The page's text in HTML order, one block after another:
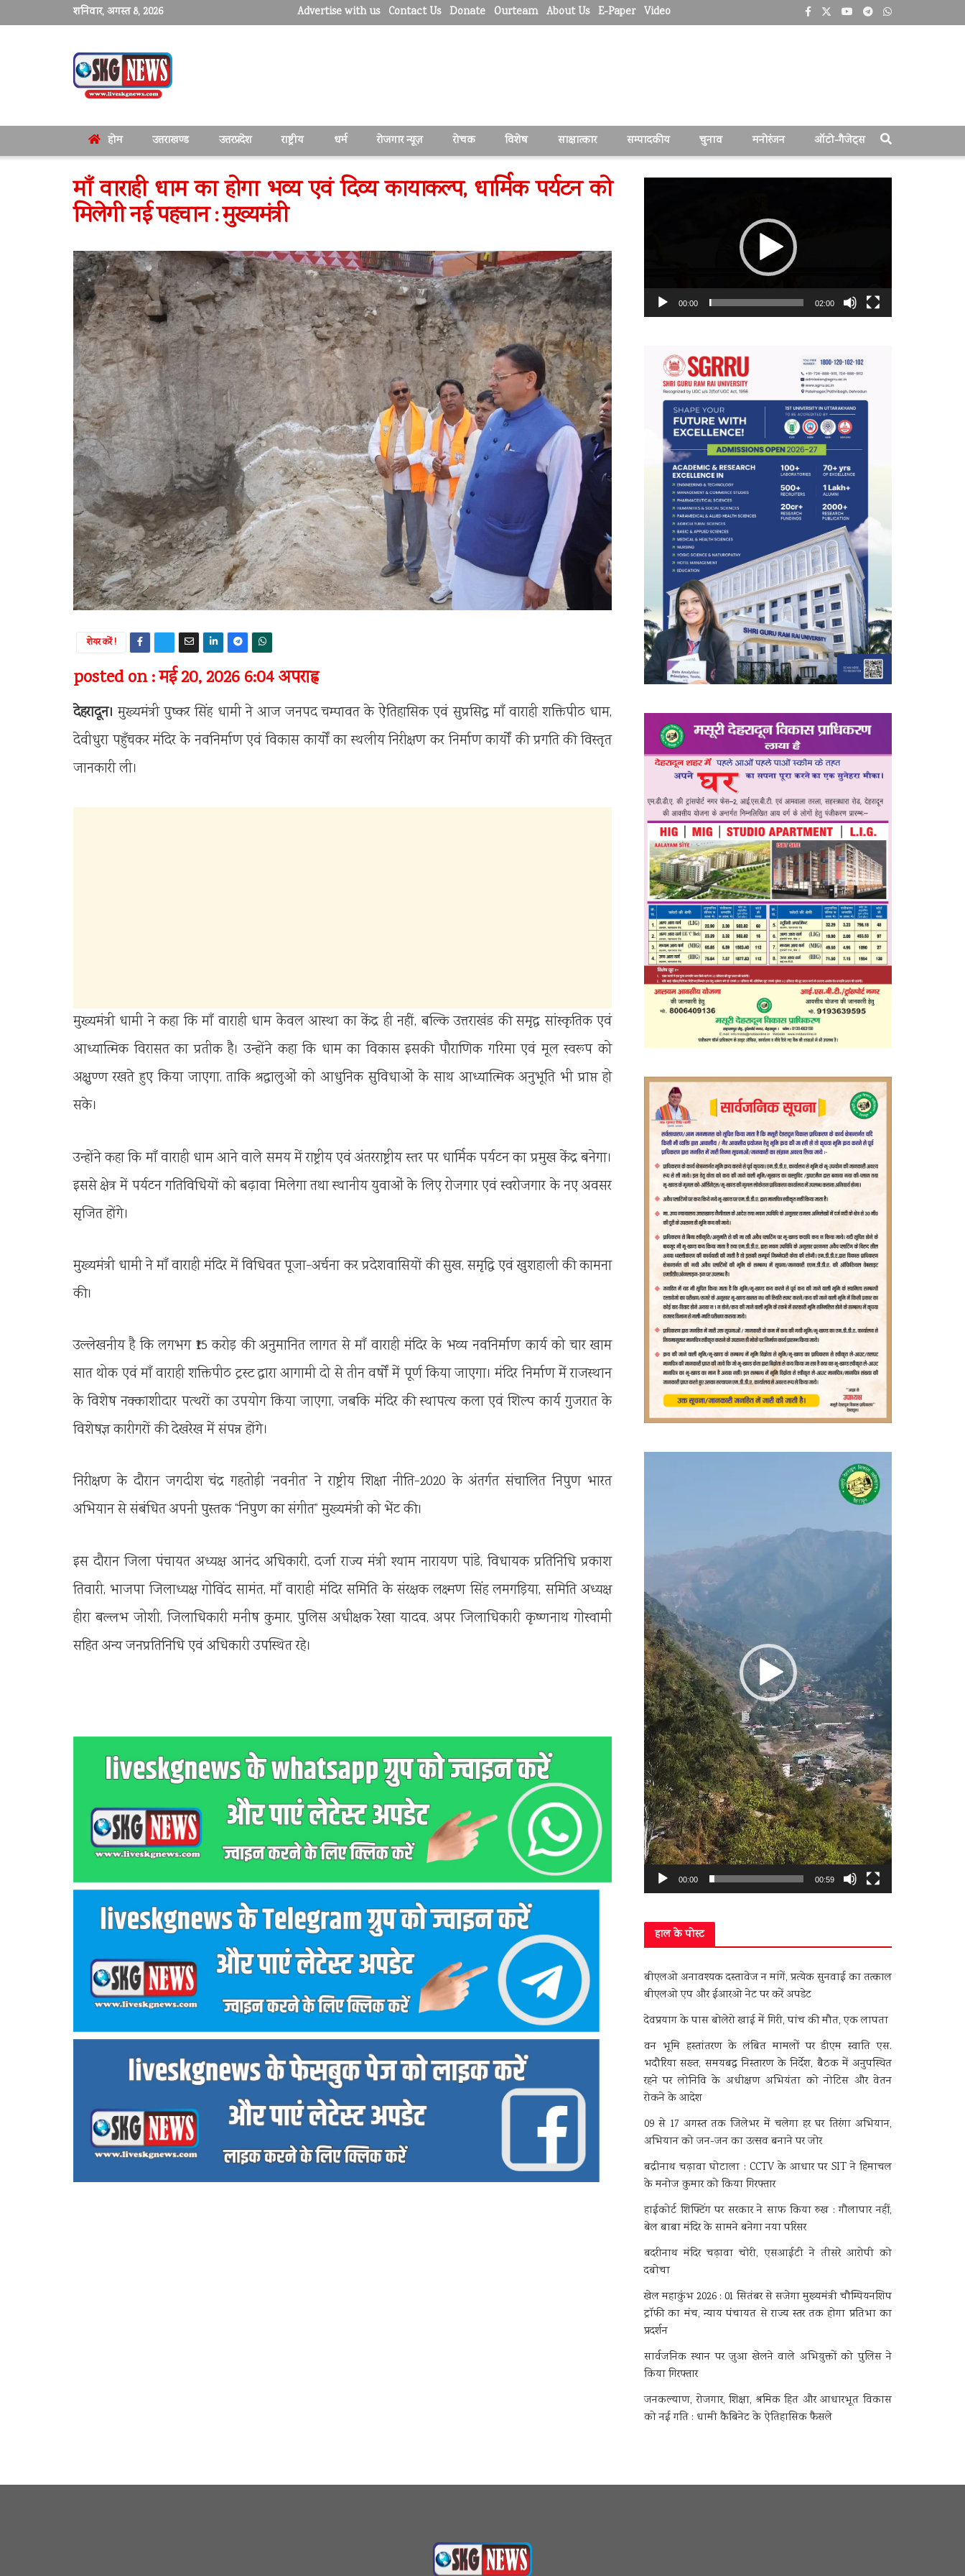
शनिवार, अगस्त 8, 2026 Advertise with us Contact Us Donate Ourteam About Us E-Paper Video
होम उत्तराखण्ड उत्तरप्रदेश राष्ट्रीय धर्म रोजगार न्यूज़ रोचक विशेष साक्षात्कार सम्पादकीय चुनाव मनोरंजन ऑटो-गैजेट्स
माँ वाराही धाम का होगा भव्य एवं दिव्य कायाकल्प, धार्मिक पर्यटन को
मिलेगी नई पहचान : मुख्यमंत्री
शेयर करें !
posted on : मई 20, 2026 6:04 अपराह्न
देहरादून। मुख्यमंत्री पुष्कर सिंह धामी ने आज जनपद चम्पावत के ऐतिहासिक एवं सुप्रसिद्ध माँ वाराही शक्तिपीठ धाम,
देवीधुरा पहुँचकर मंदिर के नवनिर्माण एवं विकास कार्यों का स्थलीय निरीक्षण कर निर्माण कार्यों की प्रगति की विस्तृत
जानकारी ली।
मुख्यमंत्री धामी ने कहा कि माँ वाराही धाम केवल आस्था का केंद्र ही नहीं, बल्कि उत्तराखंड की समृद्ध सांस्कृतिक एवं
आध्यात्मिक विरासत का प्रतीक है। उन्होंने कहा कि धाम का विकास इसकी पौराणिक गरिमा एवं मूल स्वरूप को
अक्षुण्ण रखते हुए किया जाएगा, ताकि श्रद्धालुओं को आधुनिक सुविधाओं के साथ आध्यात्मिक अनुभूति भी प्राप्त हो
सके।
उन्होंने कहा कि माँ वाराही धाम आने वाले समय में राष्ट्रीय एवं अंतरराष्ट्रीय स्तर पर धार्मिक पर्यटन का प्रमुख केंद्र बनेगा।
इससे क्षेत्र में पर्यटन गतिविधियों को बढ़ावा मिलेगा तथा स्थानीय युवाओं के लिए रोजगार एवं स्वरोजगार के नए अवसर
सृजित होंगे।
मुख्यमंत्री धामी ने माँ वाराही मंदिर में विधिवत पूजा-अर्चना कर प्रदेशवासियों की सुख, समृद्धि एवं खुशहाली की कामना
की।
उल्लेखनीय है कि लगभग ₹15 करोड़ की अनुमानित लागत से माँ वाराही मंदिर के भव्य नवनिर्माण कार्य को चार खाम
सात थोक एवं माँ वाराही शक्तिपीठ ट्रस्ट द्वारा आगामी दो से तीन वर्षों में पूर्ण किया जाएगा। मंदिर निर्माण में राजस्थान
के विशेष नक्काशीदार पत्थरों का उपयोग किया जाएगा, जबकि मंदिर की स्थापत्य कला एवं शिल्प कार्य गुजरात के
विशेषज्ञ कारीगरों की देखरेख में संपन्न होंगे।
निरीक्षण के दौरान जगदीश चंद्र गहतोड़ी ‘नवनीत’ ने राष्ट्रीय शिक्षा नीति-2020 के अंतर्गत संचालित निपुण भारत
अभियान से संबंधित अपनी पुस्तक “निपुण का संगीत” मुख्यमंत्री को भेंट की।
इस दौरान जिला पंचायत अध्यक्ष आनंद अधिकारी, दर्जा राज्य मंत्री श्याम नारायण पांडे, विधायक प्रतिनिधि प्रकाश
तिवारी, भाजपा जिलाध्यक्ष गोविंद सामंत, माँ वाराही मंदिर समिति के संरक्षक लक्ष्मण सिंह लमगड़िया, समिति अध्यक्ष
हीरा बल्लभ जोशी, जिलाधिकारी मनीष कुमार, पुलिस अधीक्षक रेखा यादव, अपर जिलाधिकारी कृष्णनाथ गोस्वामी
सहित अन्य जनप्रतिनिधि एवं अधिकारी उपस्थित रहे।
00:00 02:00
00:00 00:59
हाल के पोस्ट
बीएलओ अनावश्यक दस्तावेज न मांगें, प्रत्येक सुनवाई का तत्काल
बीएलओ एप और ईआरओ नेट पर करें अपडेट
देवप्रयाग के पास बोलेरो खाई में गिरी, पांच की मौत, एक लापता
वन भूमि हस्तांतरण के लंबित मामलों पर डीएम स्वाति एस.
भदौरिया सख्त, समयबद्ध निस्तारण के निर्देश, बैठक में अनुपस्थित
रहने पर लोनिवि के अधीक्षण अभियंता को नोटिस और वेतन
रोकने के आदेश
09 से 17 अगस्त तक जिलेभर में चलेगा हर घर तिरंगा अभियान,
अभियान को जन-जन का उत्सव बनाने पर जोर
बद्रीनाथ चढ़ावा घोटाला : CCTV के आधार पर SIT ने हिमाचल
के मनोज कुमार को किया गिरफ्तार
हाईकोर्ट शिफ्टिंग पर सरकार ने साफ किया रुख : गौलापार नहीं,
बेल बाबा मंदिर के सामने बनेगा नया परिसर
बदरीनाथ मंदिर चढ़ावा चोरी, एसआईटी ने तीसरे आरोपी को
दबोचा
खेल महाकुंभ 2026 : 01 सितंबर से सजेगा मुख्यमंत्री चौम्पियनशिप
ट्रॉफी का मंच, न्याय पंचायत से राज्य स्तर तक होगा प्रतिभा का
प्रदर्शन
सार्वजनिक स्थान पर जुआ खेलने वाले अभियुक्तों को पुलिस ने
किया गिरफ्तार
जनकल्याण, रोजगार, शिक्षा, श्रमिक हित और आधारभूत विकास
को नई गति : धामी कैबिनेट के ऐतिहासिक फैसले